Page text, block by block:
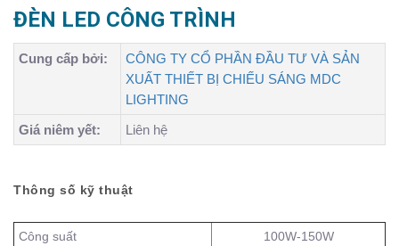
ĐÈN LED CÔNG TRÌNH
Cung cấp bởi:
CÔNG TY CỔ PHẦN ĐẦU TƯ VÀ SẢN
XUẤT THIẾT BỊ CHIẾU SÁNG MDC
LIGHTING
Giá niêm yết:
Liên hệ
Thông số kỹ thuật
Công suất
100W-150W